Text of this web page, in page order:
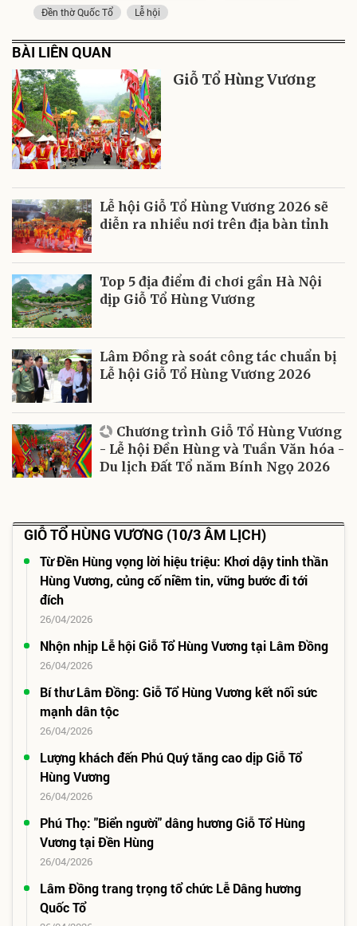
Đền thờ Quốc Tổ
Lễ hội
BÀI LIÊN QUAN
Giỗ Tổ Hùng Vương
Lễ hội Giỗ Tổ Hùng Vương 2026 sẽ
diễn ra nhiều nơi trên địa bàn tỉnh
Top 5 địa điểm đi chơi gần Hà Nội
dịp Giỗ Tổ Hùng Vương
Lâm Đồng rà soát công tác chuẩn bị
Lễ hội Giỗ Tổ Hùng Vương 2026
Chương trình Giỗ Tổ Hùng Vương
- Lễ hội Đền Hùng và Tuần Văn hóa -
Du lịch Đất Tổ năm Bính Ngọ 2026
GIỖ TỔ HÙNG VƯƠNG (10/3 ÂM LỊCH)
Từ Đền Hùng vọng lời hiệu triệu: Khơi dậy tinh thần
Hùng Vương, củng cố niềm tin, vững bước đi tới
đích
26/04/2026
Nhộn nhịp Lễ hội Giỗ Tổ Hùng Vương tại Lâm Đồng
26/04/2026
Bí thư Lâm Đồng: Giỗ Tổ Hùng Vương kết nối sức
mạnh dân tộc
26/04/2026
Lượng khách đến Phú Quý tăng cao dịp Giỗ Tổ
Hùng Vương
26/04/2026
Phú Thọ: "Biển người" dâng hương Giỗ Tổ Hùng
Vương tại Đền Hùng
26/04/2026
Lâm Đồng trang trọng tổ chức Lễ Dâng hương
Quốc Tổ